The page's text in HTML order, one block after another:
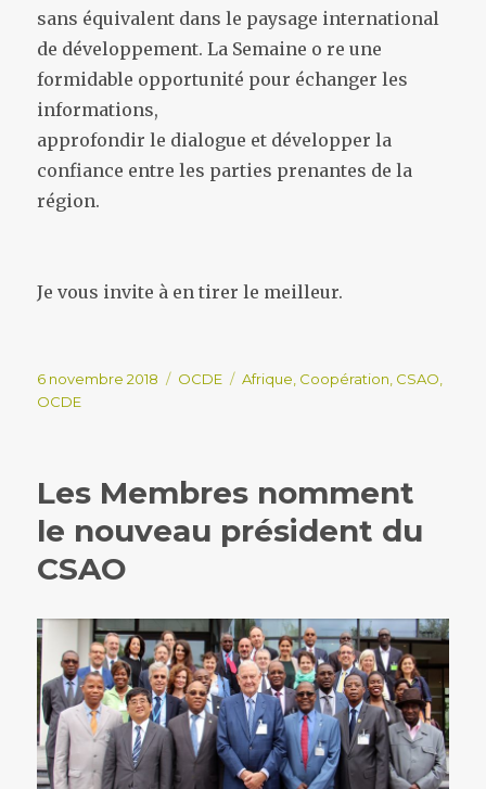
sans équivalent dans le paysage international
de développement. La Semaine o re une
formidable opportunité pour échanger les
informations,
approfondir le dialogue et développer la
confiance entre les parties prenantes de la
région.
Je vous invite à en tirer le meilleur.
Publié
le
6 novembre 2018 Catégories
OCDE Étiquettes
Afrique Coopération CSAO
OCDE
Les Membres nomment
le nouveau président du
CSAO